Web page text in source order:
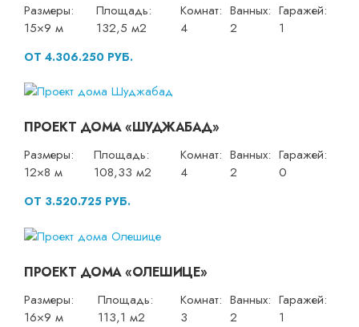
Размеры:
15×9 м
Площадь:
132,5 м2
Комнат:
4
Ванных:
2
Гаражей:
1
ОТ 4.306.250 РУБ.
ПРОЕКТ ДОМА «ШУДЖАБАД»
Размеры:
12×8 м
Площадь:
108,33 м2
Комнат:
4
Ванных:
2
Гаражей:
0
ОТ 3.520.725 РУБ.
ПРОЕКТ ДОМА «ОЛЕШИЦЕ»
Размеры:
16×9 м
Площадь:
113,1 м2
Комнат:
3
Ванных:
2
Гаражей:
1